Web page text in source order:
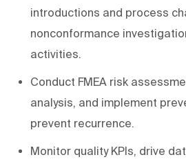
introductions and process
nonconformance
activities.
Conduct FMEA risk
analysis, and implement
prevent recurrence.
Monitor quality KPIs, drive